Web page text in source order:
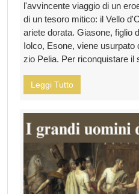
l'avvincente viaggio di un
di un tesoro mitico: il Vello
ariete dorata. Giasone, figlio
Iolco, Esone, viene usurpato
zio Pelia. Per riconquistare il
Leggi Tutto